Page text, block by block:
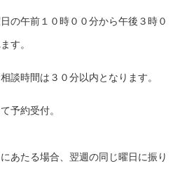
の午前１０時００分から午後３時０
す。
談時間は３０分以内となります。
予約受付。
あたる場合、翌週の同じ曜日に振り